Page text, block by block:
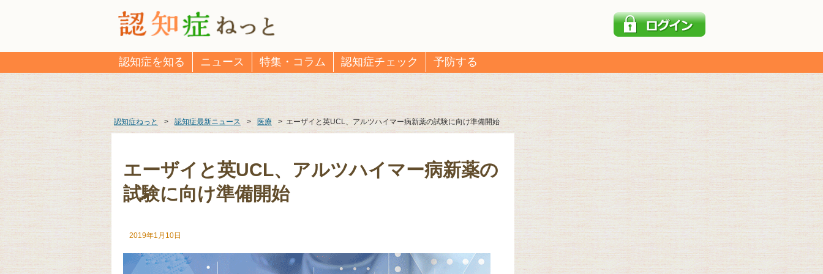
認知症を知る ニュース 特集・コラム 認知症チェック 予防する
認知症ねっと > 認知症最新ニュース > 医療 > エーザイと英UCL、アルツハイマー病新薬の試験に向け準備開始
エーザイと英UCL、アルツハイマー病新薬の
試験に向け準備開始
2019年1月10日